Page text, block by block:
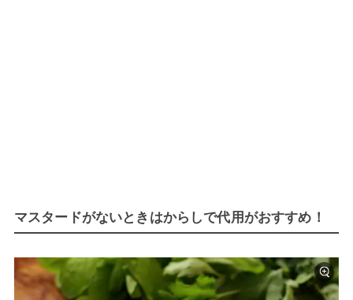
マスタードがないときはからしで代用がおすすめ！